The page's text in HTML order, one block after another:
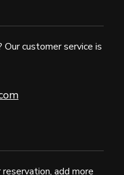
customer service is
reservation, add more